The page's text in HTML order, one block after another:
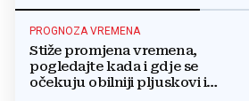
PROGNOZA VREMENA
Stiže promjena vremena,
pogledajte kada i gdje se
očekuju obilniji pljuskovi i